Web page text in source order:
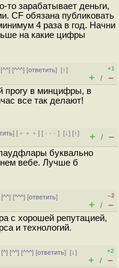
то зарабатывает деньги,
CF обязана публиковать
4 раза в год. Начни
на какие цифры
^^] [^^^] [ответить][↑]
+1
+ / –
в минцифры, в
все так делают!
] [ ﹢﹢﹢] [ · · ·][↓] [↑]
+ / –
буквально
вебе. Лучше б
[^^] [^^^] [ответить]
–2
+ / –
с хорошей репутацией,
и технологий.
[^] [^^] [^^^] [ответить][↓]
+2
+ / –